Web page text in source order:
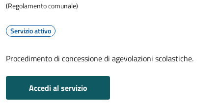
(Regolamento comunale)
Servizio attivo
Procedimento di concessione di agevolazioni scolastiche.
Accedi al servizio